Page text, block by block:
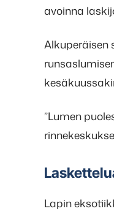
avoinna
Alkuperäisen
”Lumen
Lapin